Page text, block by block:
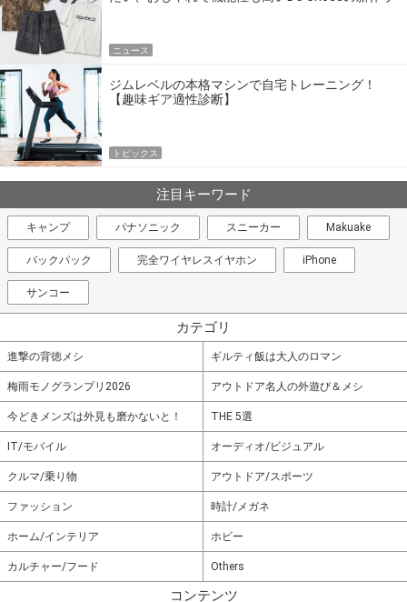
ニュース
ジムレベルの本格マシンで自宅トレーニング！
【趣味ギア適性診断】
トピックス
注目キーワード
キャンプ パナソニック スニーカー Makuake
バックパック 完全ワイヤレスイヤホン iPhone
サンコー
カテゴリ
進撃の背徳メシ ギルティ飯は大人のロマン
梅雨モノグランプリ2026 アウトドア名人の外遊び＆メシ
今どきメンズは外見も磨かないと！ THE 5選
IT/モバイル オーディオ/ビジュアル
クルマ/乗り物 アウトドア/スポーツ
ファッション 時計/メガネ
ホーム/インテリア ホビー
カルチャー/フード Others
コンテンツ